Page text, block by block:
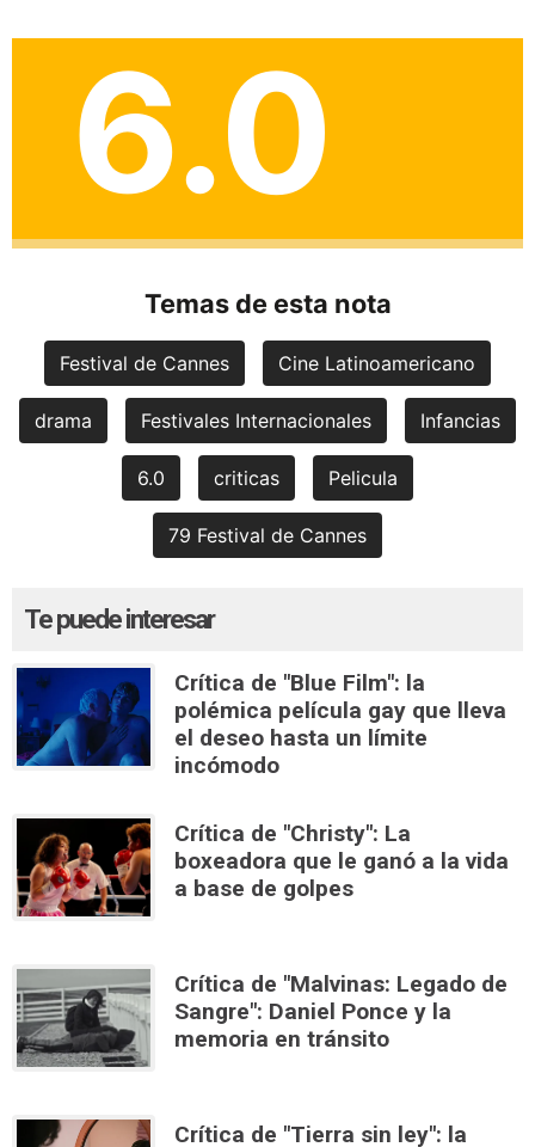
6.0
Temas de esta nota
Festival de Cannes Cine Latinoamericano
drama Festivales Internacionales Infancias
6.0 criticas Pelicula
79 Festival de Cannes
Te puede interesar
Crítica de "Blue Film": la
polémica película gay que lleva
el deseo hasta un límite
incómodo
Crítica de "Christy": La
boxeadora que le ganó a la vida
a base de golpes
Crítica de "Malvinas: Legado de
Sangre": Daniel Ponce y la
memoria en tránsito
Crítica de "Tierra sin ley": la